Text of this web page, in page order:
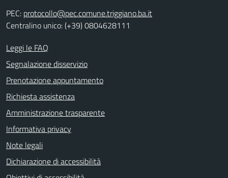
PEC: protocollo@pec.comune.triggiano.ba.it
Centralino unico: (+39) 0804628111
Leggi le FAQ
Segnalazione disservizio
Prenotazione appuntamento
Richiesta assistenza
Amministrazione trasparente
Informativa privacy
Note legali
Dichiarazione di accessibilità